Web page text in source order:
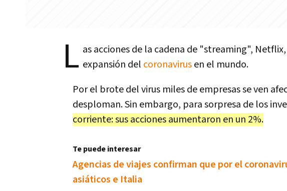
L as acciones de la cadena de "streaming",
expansión del coronavirusen el mundo.
Por el brote del virus miles de empresas se ven
desploman. Sin embargo, para sorpresa de los
corriente: sus acciones aumentaron en un 2%.
Te puede interesar
Agencias de viajes confirman que por el
asiáticos e Italia